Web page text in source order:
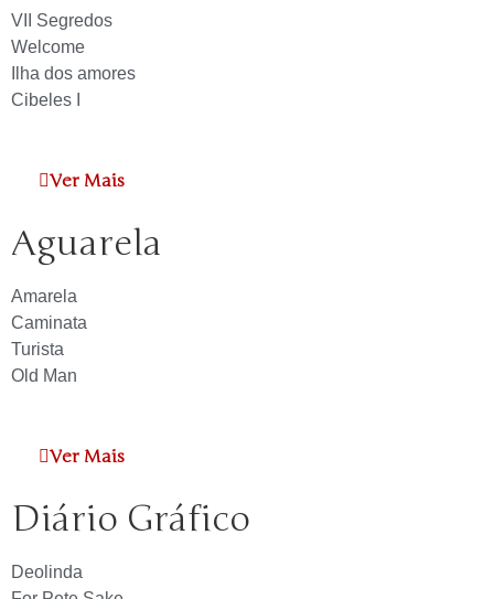
VII Segredos
Welcome
Ilha dos amores
Cibeles I
Ver Mais
Aguarela
Amarela
Caminata
Turista
Old Man
Ver Mais
Diário Gráfico
Deolinda